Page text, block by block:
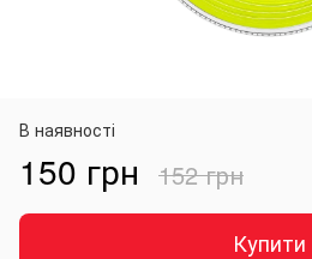
В наявності
150 грн 152 грн
Купити